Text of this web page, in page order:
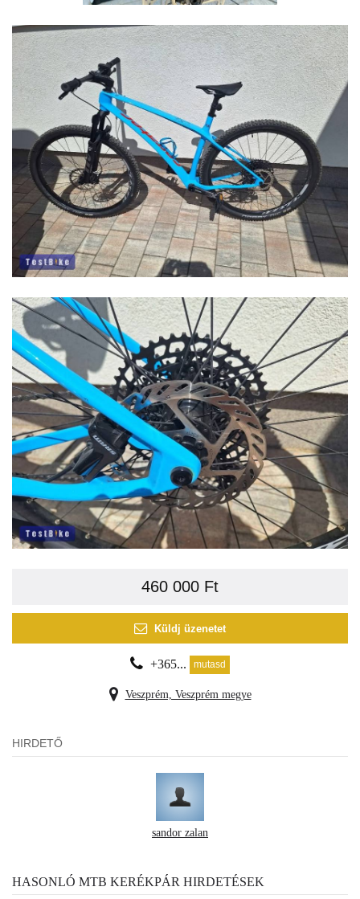
460 000 Ft
Küldj üzenetet
+365... mutasd
Veszprém, Veszprém megye
HIRDETŐ
sandor zalan
HASONLÓ MTB KERÉKPÁR HIRDETÉSEK